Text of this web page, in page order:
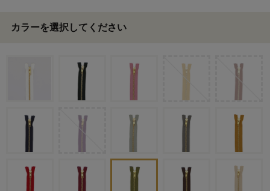
カラーを選択してください